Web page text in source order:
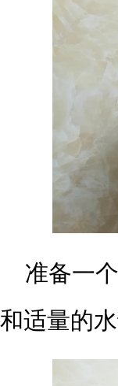
准备一
和适量的